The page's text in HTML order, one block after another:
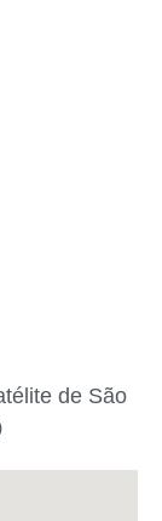
de São